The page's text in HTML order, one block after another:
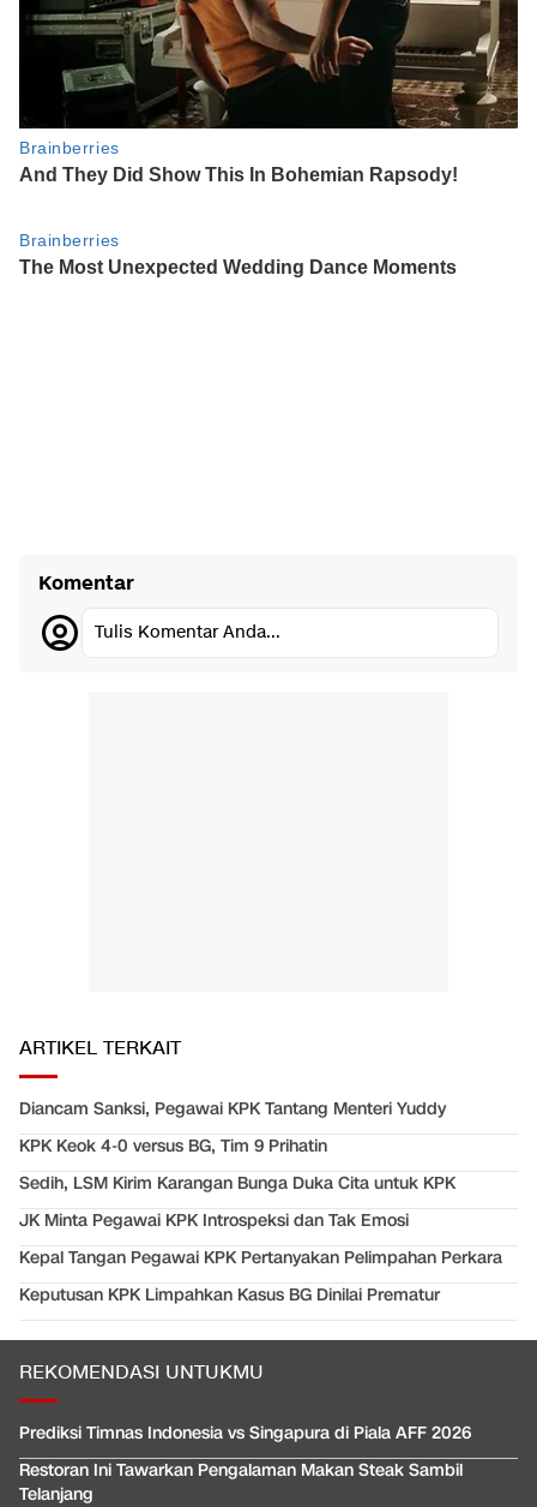
Komentar
Tulis Komentar Anda...
ARTIKEL TERKAIT
Diancam Sanksi, Pegawai KPK Tantang Menteri Yuddy
KPK Keok 4-0 versus BG, Tim 9 Prihatin
Sedih, LSM Kirim Karangan Bunga Duka Cita untuk KPK
JK Minta Pegawai KPK Introspeksi dan Tak Emosi
Kepal Tangan Pegawai KPK Pertanyakan Pelimpahan Perkara
Keputusan KPK Limpahkan Kasus BG Dinilai Prematur
REKOMENDASI UNTUKMU
Prediksi Timnas Indonesia vs Singapura di Piala AFF 2026
Restoran Ini Tawarkan Pengalaman Makan Steak Sambil
Telanjang